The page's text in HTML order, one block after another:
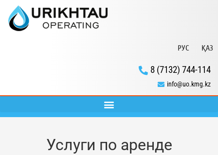
РУС ҚАЗ
8 (7132) 744-114
info@uo.kmg.kz
Услуги по аренде